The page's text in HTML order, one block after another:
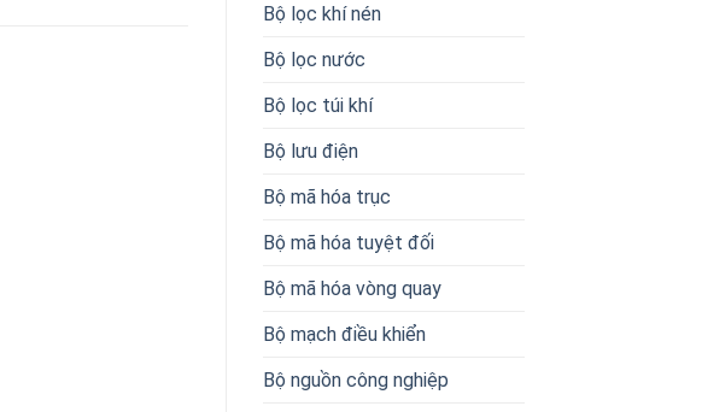
Bộ lọc khí nén
Bộ lọc nước
Bộ lọc túi khí
Bộ lưu điện
Bộ mã hóa trục
Bộ mã hóa tuyệt đối
Bộ mã hóa vòng quay
Bộ mạch điều khiển
Bộ nguồn công nghiệp